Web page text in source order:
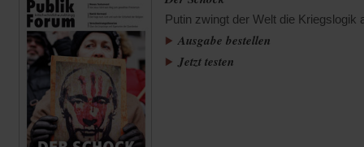
Putin zwingt der Welt die Kriegslogik
Ausgabe bestellen
Jetzt testen